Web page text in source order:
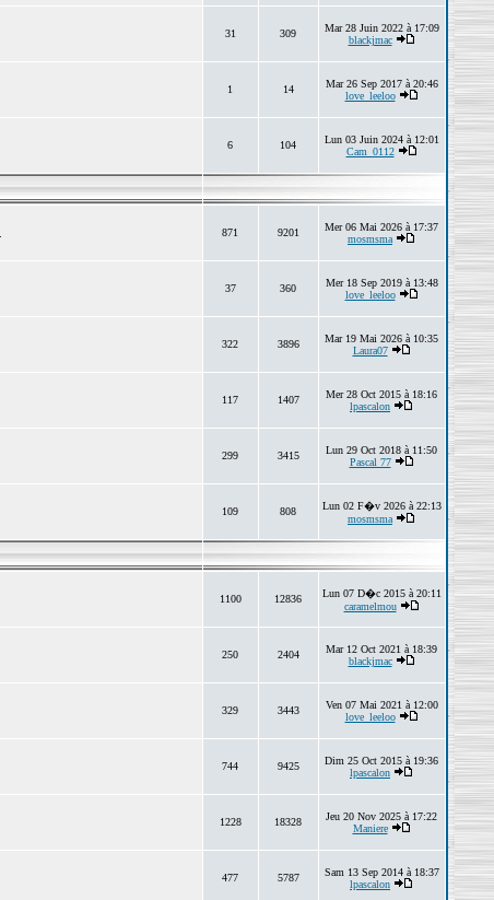
31 309
Mar 28 Juin 2022 à 17:09
blackjmac
1 14
Mar 26 Sep 2017 à 20:46
love_leeloo
6 104
Lun 03 Juin 2024 à 12:01
Cam_0112
871 9201
Mer 06 Mai 2026 à 17:37
mosmsma
37 360
Mer 18 Sep 2019 à 13:48
love_leeloo
322 3896
Mar 19 Mai 2026 à 10:35
Laura07
117 1407
Mer 28 Oct 2015 à 18:16
lpascalon
299 3415
Lun 29 Oct 2018 à 11:50
Pascal 77
109 808
Lun 02 F�v 2026 à 22:13
mosmsma
1100 12836
Lun 07 D�c 2015 à 20:11
caramelmou
250 2404
Mar 12 Oct 2021 à 18:39
blackjmac
329 3443
Ven 07 Mai 2021 à 12:00
love_leeloo
744 9425
Dim 25 Oct 2015 à 19:36
lpascalon
1228 18328
Jeu 20 Nov 2025 à 17:22
Maniere
477 5787
Sam 13 Sep 2014 à 18:37
lpascalon